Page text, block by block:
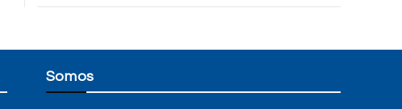
e
Somos